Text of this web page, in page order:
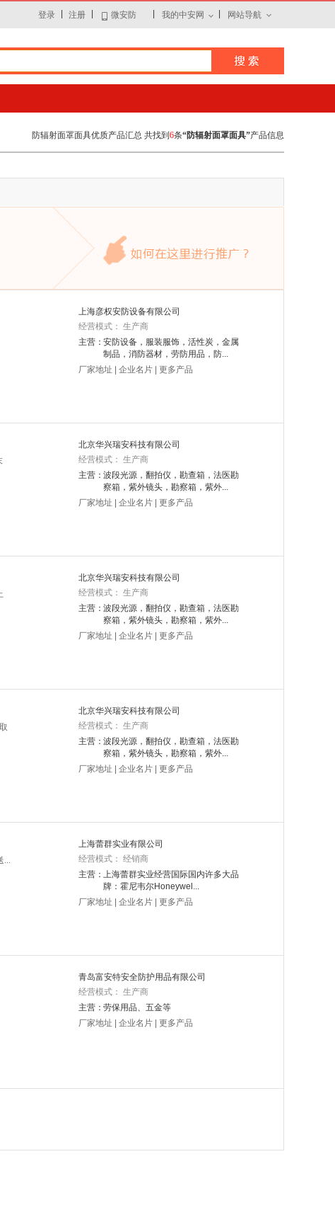
登录 注册 微安防 我的中安网 网站导航
防辐射面罩面具优质产品汇总 共找到 6条“防辐射面罩面具”产品信息
上海彦权安防设备有限公司
经营模式： 生产商
主营：安防设备，服装服饰，活性炭，金属
制品，消防器材，劳防用品，防...
厂家地址
企业名片 更多产品
北京华兴瑞安科技有限公司
经营模式： 生产商
主营：波段光源，翻拍仪，勘查箱，法医勘
察箱，紫外镜头，勘察箱，紫外...
厂家地址
企业名片 更多产品
北京华兴瑞安科技有限公司
经营模式： 生产商
主营：波段光源，翻拍仪，勘查箱，法医勘
察箱，紫外镜头，勘察箱，紫外...
厂家地址
企业名片 更多产品
北京华兴瑞安科技有限公司
经营模式： 生产商
主营：波段光源，翻拍仪，勘查箱，法医勘
察箱，紫外镜头，勘察箱，紫外...
厂家地址
企业名片 更多产品
...
上海蕾群实业有限公司
经营模式： 经销商
主营：上海蕾群实业经营国际国内许多大品
牌：霍尼韦尔Honeywel...
厂家地址
企业名片 更多产品
青岛富安特安全防护用品有限公司
经营模式： 生产商
主营：劳保用品、五金等
厂家地址
企业名片 更多产品